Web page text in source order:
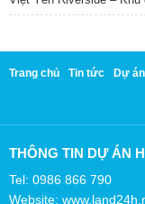
Trang chủ Tin tức Dự án
THÔNG TIN DỰ ÁN
Tel: 0986 866 790
Website: